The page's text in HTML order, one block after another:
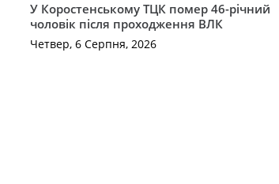
У Коростенському ТЦК помер 46-річний
чоловік після проходження ВЛК
Четвер, 6 Серпня, 2026